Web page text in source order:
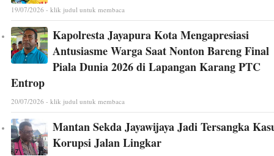
19/07/2026 - klik judul untuk membaca
Kapolresta Jayapura Kota Mengapresiasi
Antusiasme Warga Saat Nonton Bareng Final
Piala Dunia 2026 di Lapangan Karang PTC
Entrop
20/07/2026 - klik judul untuk membaca
Mantan Sekda Jayawijaya Jadi Tersangka
Korupsi Jalan Lingkar